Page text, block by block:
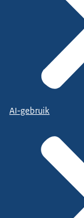
AI-gebruik